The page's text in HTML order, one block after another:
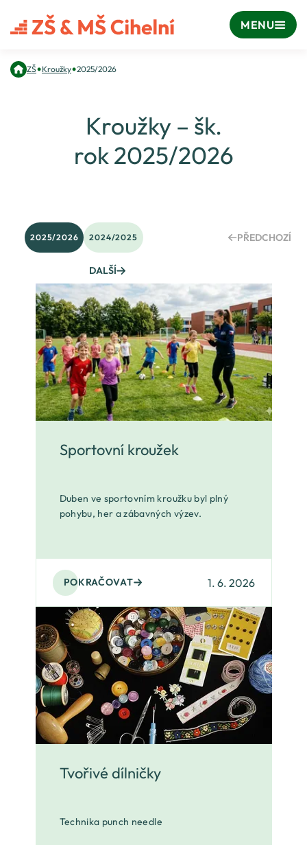
MENU
ZŠ•Kroužky•2025/2026
Kroužky – šk.
rok 2025/2026
PŘEDCHOZÍ
2025/2026 2024/2025
DALŠÍ
Sportovní kroužek
Duben ve sportovním kroužku byl plný
pohybu, her a zábavných výzev.
POKRAČOVAT 1. 6. 2026
Tvořivé dílničky
Technika punch needle